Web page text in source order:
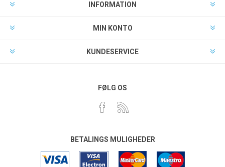
INFORMATION
MIN KONTO
KUNDESERVICE
FØLG OS
BETALINGS MULIGHEDER